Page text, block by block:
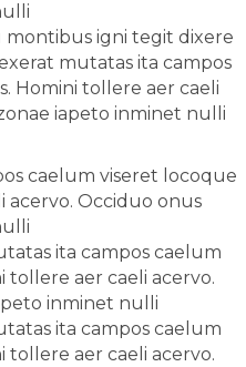
igni tegit dixere
mutatas ita campos
Homini tollere aer caeli
iapeto inminet nulli
caelum viseret locoque
acervo. Occiduo onus
ita campos caelum
tollere aer caeli acervo.
inminet nulli
ita campos caelum
tollere aer caeli acervo.